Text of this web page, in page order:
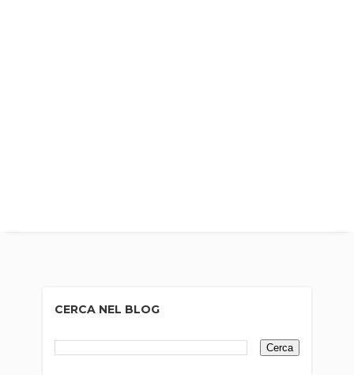
CERCA NEL BLOG